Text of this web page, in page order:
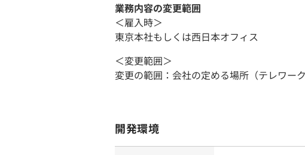
業務内容の変更範囲
＜雇入時＞
東京本社もしくは西日本オフィス
＜変更範囲＞
変更の範囲：会社の定める場所（テレワー
開発環境